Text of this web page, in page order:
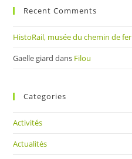
Recent Comments
HistoRail, musée du chemin de fer
Gaelle giard dans Filou
Categories
Activités
Actualités